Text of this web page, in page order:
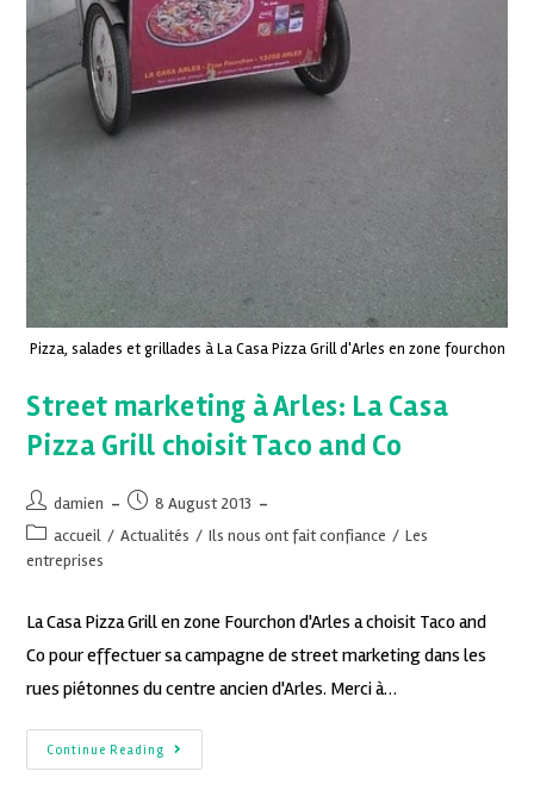
Pizza, salades et grillades à La Casa Pizza Grill d'Arles en zone fourchon
Street marketing à Arles: La Casa
Pizza Grill choisit Taco and Co
damien
8 August 2013
accueil / Actualités / Ils nous ont fait confiance / Les
entreprises
La Casa Pizza Grill en zone Fourchon d'Arles a choisit Taco and
Co pour effectuer sa campagne de street marketing dans les
rues piétonnes du centre ancien d'Arles. Merci à…
Continue Reading